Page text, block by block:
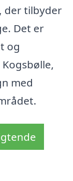
der tilbyder
Det er
og
med